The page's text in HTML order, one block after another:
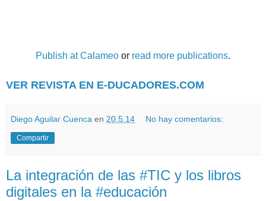
Publish at Calameo or read more publications.
VER REVISTA EN E-DUCADORES.COM
Diego Aguilar Cuenca en 20.5.14 No hay comentarios:
Compartir
La integración de las #TIC y los libros
digitales en la #educación